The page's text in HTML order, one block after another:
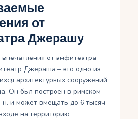
от
Джерашу
от амфитеатра
Джераша – это одно из
архитектурных сооружений
Он был построен в римском
н. и может вмещать до 6 тысяч
на территорию